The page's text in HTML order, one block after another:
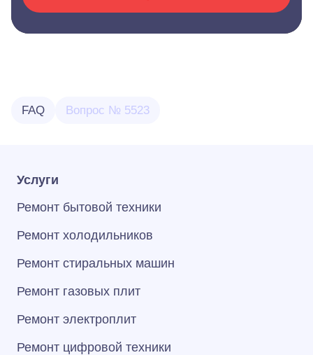
FAQ Вопрос № 5523
Услуги
Ремонт бытовой техники
Ремонт холодильников
Ремонт стиральных машин
Ремонт газовых плит
Ремонт электроплит
Ремонт цифровой техники